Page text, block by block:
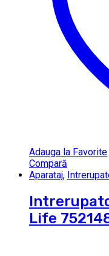
Adauga la Favorite
Compară
Aparataj,
Life